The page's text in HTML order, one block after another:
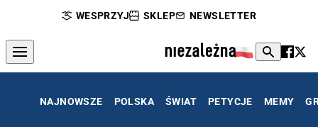
WESPRZYJ SKLEP NEWSLETTER
NAJNOWSZE POLSKA ŚWIAT PETYCJE MEMY